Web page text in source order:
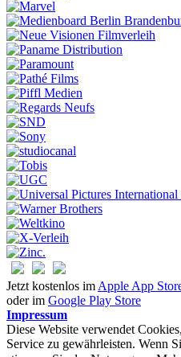
Jetzt kostenlos im Apple App
oder im Google Play Store
Impressum
Diese Website verwendet
Service zu gewährleisten. Wenn